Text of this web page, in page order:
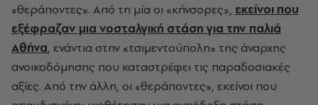
«θεράποντες». Από τη μία οι «κήνσορες», εκείνοι που
εξέφραζαν μια νοσταλγική στάση για την παλιά
Αθήνα, ενάντια στην «τσιμεντούπολη» της άναρχης
ανοικοδόμησης που καταστρέφει τις παραδοσιακές
αξίες. Από την άλλη, οι «θεράποντες», εκείνοι που